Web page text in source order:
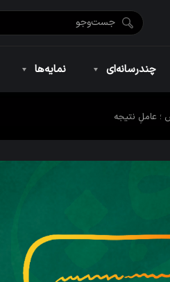
چندرسانه‌ای نمایه‌ها
؛ عاملِ نتیجه